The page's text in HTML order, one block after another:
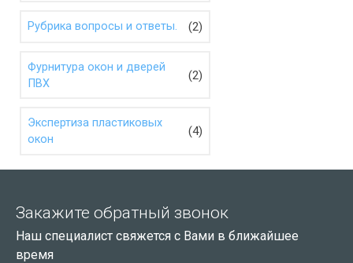
Рубрика вопросы и ответы. (2)
Фурнитура окон и дверей
ПВХ
(2)
Экспертиза пластиковых
окон
(4)
Закажите обратный звонок
Наш специалист свяжется с Вами в ближайшее
время